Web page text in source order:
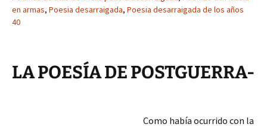
en armas, Poesia desarraigada, Poesia desarraigada de los años
40
LA POESÍA DE POSTGUERRA-
Como había ocurrido con la